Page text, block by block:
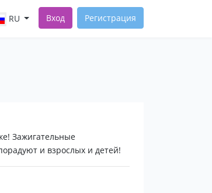
RU Вход Регистрация
Зажигательные
и взрослых и детей!